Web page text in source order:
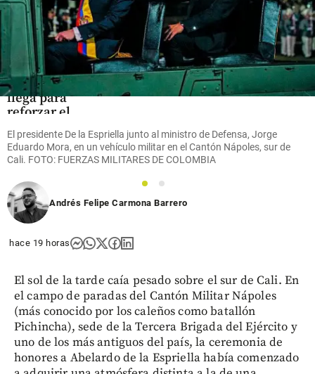
Fútbol
¡Refuerzo
top para el
Arsenal!
Bruno
Guimarães
llega para
reforzar el
mediocampo
share
El presidente De la Espriella junto al ministro de Defensa, Jorge
Eduardo Mora, en un vehículo militar en el Cantón Nápoles, sur de
Cali. FOTO: FUERZAS MILITARES DE COLOMBIA
1
2
Andrés Felipe Carmona Barrero
hace 19 horas
El sol de la tarde caía pesado sobre el sur de Cali. En
el campo de paradas del Cantón Militar Nápoles
(más conocido por los caleños como batallón
Pichincha), sede de la Tercera Brigada del Ejército y
uno de los más antiguos del país, la ceremonia de
honores a Abelardo de la Espriella había comenzado